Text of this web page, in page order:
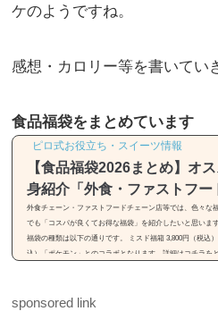
ケのようですね。
感想・カロリー等を書いてい
食品福袋をまとめています
ピロ式お役立ち・スイーツ情報
【食品福袋2026まとめ】オ
身紹介「外食・ファストフー
外食チェーン・ファストフードチェーン店等では、色々な
でも「コスパが良くてお得な福袋」を紹介したいと思いま
福袋の種類は以下の通りです。 ミスド福箱 3,800円（税込
込）「ポケモン」とのコラボとなります。詳細はコチラを
3,500円）福袋は2種類...
sponsored link